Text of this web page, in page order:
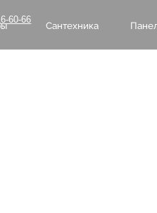
Панели
Сантехника